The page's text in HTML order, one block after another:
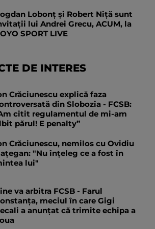
Lobonț și Robert Niță sunt
lui Andrei Grecu, ACUM, la
SPORT LIVE
DE INTERES
Crăciunescu explică faza
din Slobozia - FCSB:
citit regulamentul de mi-am
părul! E penalty”
Crăciunescu, nemilos cu Ovidiu
"Nu înțeleg ce a fost în
lui"
va arbitra FCSB - Farul
meciul în care Gigi
a anunțat că trimite echipa a